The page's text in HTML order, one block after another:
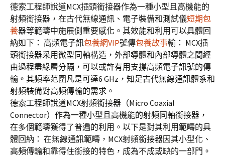
德索工程師說道MCX插頭銜接器作為一種小型且高機能的
射頻銜接器，在古代無線通訊、電子裝備和測試儀短期包
養器等範疇中施展側重要感化。其效能和利用可以具體回
納如下： 高頻電子訊包養網VIP號傳包養故事輸： MCX插
頭銜接器采用微型同軸構造，外部導體和內部導體之間經
由過程盡緣層分隔，可以或許有用支撐高頻電子訊號的傳
輸。其頻率范圍凡是可達6 GHz，知足古代無線通訊體系和
射頻裝備對高頻傳輸的需求。
德索工程師說道MCX射頻銜接器（Micro Coaxial
Connector）作為一種小型且高機能的射頻同軸銜接器，
在多個範疇獲得了普遍的利用。以下是對其利用範疇的具
體回納： 在無線通訊範疇，MCX射頻銜接器因其小型化、
高頻傳輸和靠得住銜接的特色，成為不成或缺的一部門。